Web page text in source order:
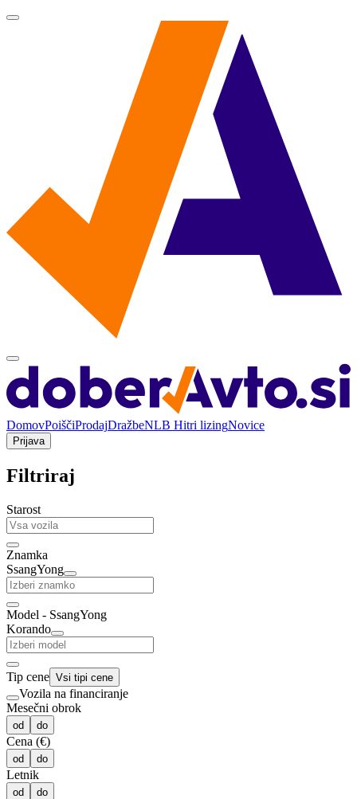
DomovPoiščiProdajDražbeNLB Hitri lizingNovice
Prijava
Filtriraj
Starost
Znamka
SsangYong
Model - SsangYong
Korando
Tip cene Vsi tipi cene
Vozila na financiranje
Mesečni obrok
od do
Cena (€)
od do
Letnik
od do